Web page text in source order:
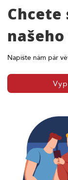
Napište nám pár